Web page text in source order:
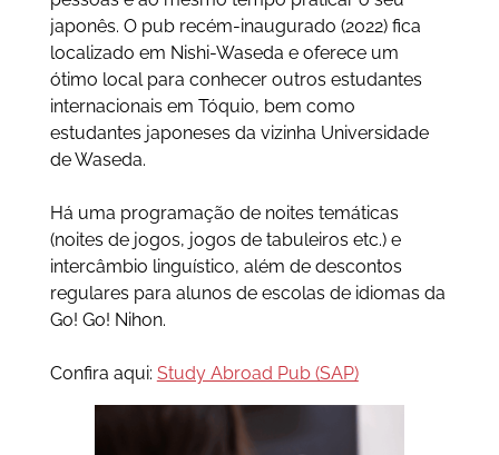
japonês. O pub recém-inaugurado (2022) fica
localizado em Nishi-Waseda e oferece um
ótimo local para conhecer outros estudantes
internacionais em Tóquio, bem como
estudantes japoneses da vizinha Universidade
de Waseda.
Há uma programação de noites temáticas
(noites de jogos, jogos de tabuleiros etc.) e
intercâmbio linguístico, além de descontos
regulares para alunos de escolas de idiomas da
Go! Go! Nihon.
Confira aqui: Study Abroad Pub (SAP)